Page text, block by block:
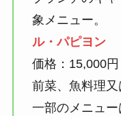
象メニュー。
ル・パピヨン
価格：15,000円
前菜、魚料理又
一部のメニュ